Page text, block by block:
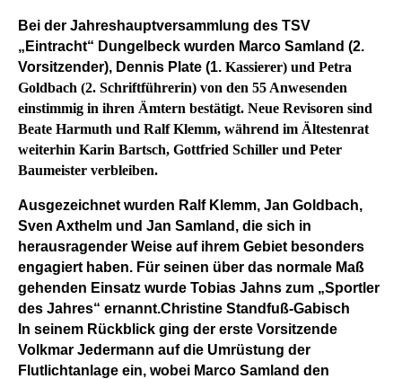
Bei der Jahreshauptversammlung des TSV
„Eintracht“ Dungelbeck wurden Marco Samland (2.
Vorsitzender), Dennis Plate (1. Kassierer) und Petra
Goldbach (2. Schriftführerin) von den 55 Anwesenden
einstimmig in ihren Ämtern bestätigt. Neue Revisoren sind
Beate Harmuth und Ralf Klemm, während im Ältestenrat
weiterhin Karin Bartsch, Gottfried Schiller und Peter
Baumeister verbleiben.
Ausgezeichnet wurden Ralf Klemm, Jan Goldbach,
Sven Axthelm und Jan Samland, die sich in
herausragender Weise auf ihrem Gebiet besonders
engagiert haben. Für seinen über das normale Maß
gehenden Einsatz wurde Tobias Jahns zum „Sportler
des Jahres“ ernannt.Christine Standfuß-Gabisch
In seinem Rückblick ging der erste Vorsitzende
Volkmar Jedermann auf die Umrüstung der
Flutlichtanlage ein, wobei Marco Samland den